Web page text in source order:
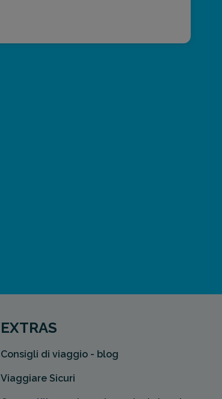
EXTRAS
Consigli di viaggio - blog
Viaggiare Sicuri